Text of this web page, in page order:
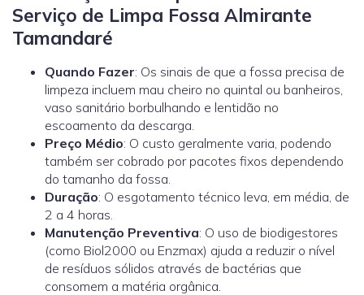
Serviço de Limpa Fossa Almirante
Tamandaré
Quando Fazer: Os sinais de que a fossa precisa de
limpeza incluem mau cheiro no quintal ou banheiros,
vaso sanitário borbulhando e lentidão no
escoamento da descarga.
Preço Médio: O custo geralmente varia, podendo
também ser cobrado por pacotes fixos dependendo
do tamanho da fossa.
Duração: O esgotamento técnico leva, em média, de
2 a 4 horas.
Manutenção Preventiva: O uso de biodigestores
(como Biol2000 ou Enzmax) ajuda a reduzir o nível
de resíduos sólidos através de bactérias que
consomem a matéria orgânica.